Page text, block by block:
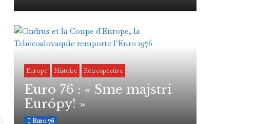
Europe Histoire Rétrospective
Euro 76 : « Sme majstri
Európy! »
Euro 76